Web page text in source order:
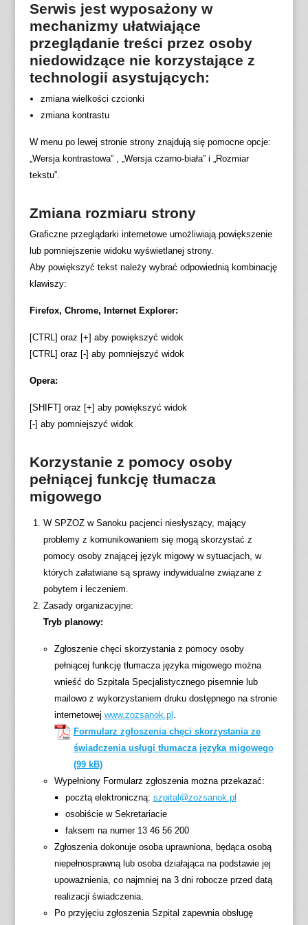
Serwis jest wyposażony w
mechanizmy ułatwiające
przeglądanie treści przez osoby
niedowidzące nie korzystające z
technologii asystujących:
zmiana wielkości czcionki
zmiana kontrastu
W menu po lewej stronie strony znajdują się pomocne opcje:
„Wersja kontrastowa” , „Wersja czarno-biała” i „Rozmiar
tekstu”.
Zmiana rozmiaru strony
Graficzne przeglądarki internetowe umożliwiają powiększenie
lub pomniejszenie widoku wyświetlanej strony.
Aby powiększyć tekst należy wybrać odpowiednią kombinację
klawiszy:
Firefox, Chrome, Internet Explorer:
[CTRL] oraz [+] aby powiększyć widok
[CTRL] oraz [-] aby pomniejszyć widok
Opera:
[SHIFT] oraz [+] aby powiększyć widok
[-] aby pomniejszyć widok
Korzystanie z pomocy osoby
pełniącej funkcję tłumacza
migowego
W SPZOZ w Sanoku pacjenci niesłyszący, mający
problemy z komunikowaniem się mogą skorzystać z
pomocy osoby znającej język migowy w sytuacjach, w
których załatwiane są sprawy indywidualne związane z
pobytem i leczeniem.
Zasady organizacyjne:
Tryb planowy:
Zgłoszenie chęci skorzystania z pomocy osoby
pełniącej funkcję tłumacza języka migowego można
wnieść do Szpitala Specjalistycznego pisemnie lub
mailowo z wykorzystaniem druku dostępnego na stronie
internetowej www.zozsanok.pl .
Formularz zgłoszenia chęci skorzystania ze
świadczenia usługi tłumacza języka migowego
Wypełniony Formularz zgłoszenia można przekazać:
pocztą elektroniczną: szpital@zozsanok.pl
osobiście w Sekretariacie
faksem na numer 13 46 56 200
Zgłoszenia dokonuje osoba uprawniona, będąca osobą
niepełnosprawną lub osoba działająca na podstawie jej
upoważnienia, co najmniej na 3 dni robocze przed datą
realizacji świadczenia.
Po przyjęciu zgłoszenia Szpital zapewnia obsługę